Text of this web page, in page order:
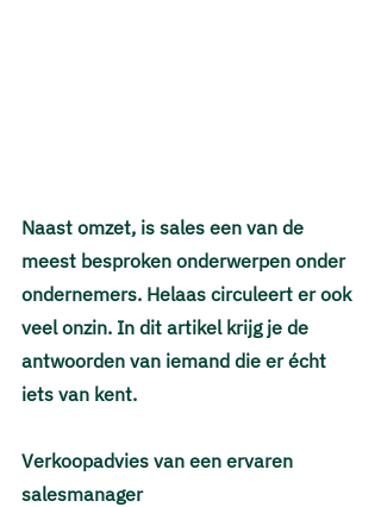
Naast omzet, is sales een van de
meest besproken onderwerpen onder
ondernemers. Helaas circuleert er ook
veel onzin. In dit artikel krijg je de
antwoorden van iemand die er écht
iets van kent.
Verkoopadvies van een ervaren
salesmanager